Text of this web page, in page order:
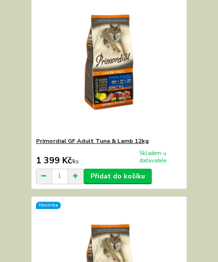
Primordial GF Adult Tuna & Lamb 12kg
1 399 Kč/ks
Skladem u
dodavatele
Přidat do košíku
Novinka